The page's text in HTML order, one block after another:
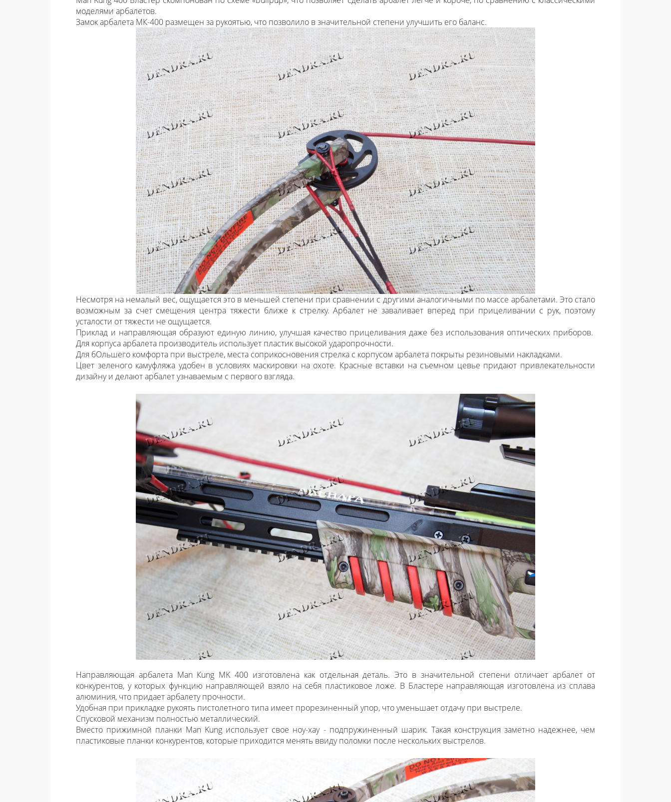
моделями арбалетов.
Замок арбалета МК-400 размещен за рукоятью, что позволило в значительной степени улучшить его баланс.
Несмотря на немалый вес, ощущается это в меньшей степени при сравнении с другими аналогичными по массе арбалетами. Это стало
возможным за счет смещения центра тяжести ближе к стрелку. Арбалет не заваливает вперед при прицеливании с рук, поэтому
усталости от тяжести не ощущается.
Приклад и направляющая образуют единую линию, улучшая качество прицеливания даже без использования оптических приборов.
Для корпуса арбалета производитель использует пластик высокой ударопрочности.
Для бОльшего комфорта при выстреле, места соприкосновения стрелка с корпусом арбалета покрыты резиновыми накладками.
Цвет зеленого камуфляжа удобен в условиях маскировки на охоте. Красные вставки на съемном цевье придают привлекательности
дизайну и делают арбалет узнаваемым с первого взгляда.
Направляющая арбалета Man Кung MK 400 изготовлена как отдельная деталь. Это в значительной степени отличает арбалет от
конкурентов, у которых функцию направляющей взяло на себя пластиковое ложе. В Бластере направляющая изготовлена из сплава
алюминия, что придает арбалету прочности.
Удобная при прикладке рукоять пистолетного типа имеет прорезиненный упор, что уменьшает отдачу при выстреле.
Спусковой механизм полностью металлический.
Вместо прижимной планки Man Kung использует свое ноу-хау - подпружиненный шарик. Такая конструкция заметно надежнее, чем
пластиковые планки конкурентов, которые приходится менять ввиду поломки после нескольких выстрелов.